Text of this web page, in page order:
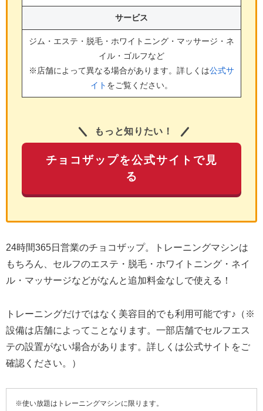
サービス
ジム・エステ・脱毛・ホワイトニング・マッサージ・ネ
イル・ゴルフなど
※店舗によって異なる場合があります。詳しくは公式サ
イト をご覧ください。
もっと知りたい！
チョコザップを公式サイトで見
る
24時間365日営業のチョコザップ。トレーニングマシンは
もちろん、セルフのエステ・脱毛・ホワイトニング・ネイ
ル・マッサージなどがなんと追加料金なしで使える！
トレーニングだけではなく美容目的でも利用可能です♪（※
設備は店舗によってことなります。一部店舗でセルフエス
テの設置がない場合があります。詳しくは公式サイトをご
確認ください。）
※使い放題はトレーニングマシンに限ります。